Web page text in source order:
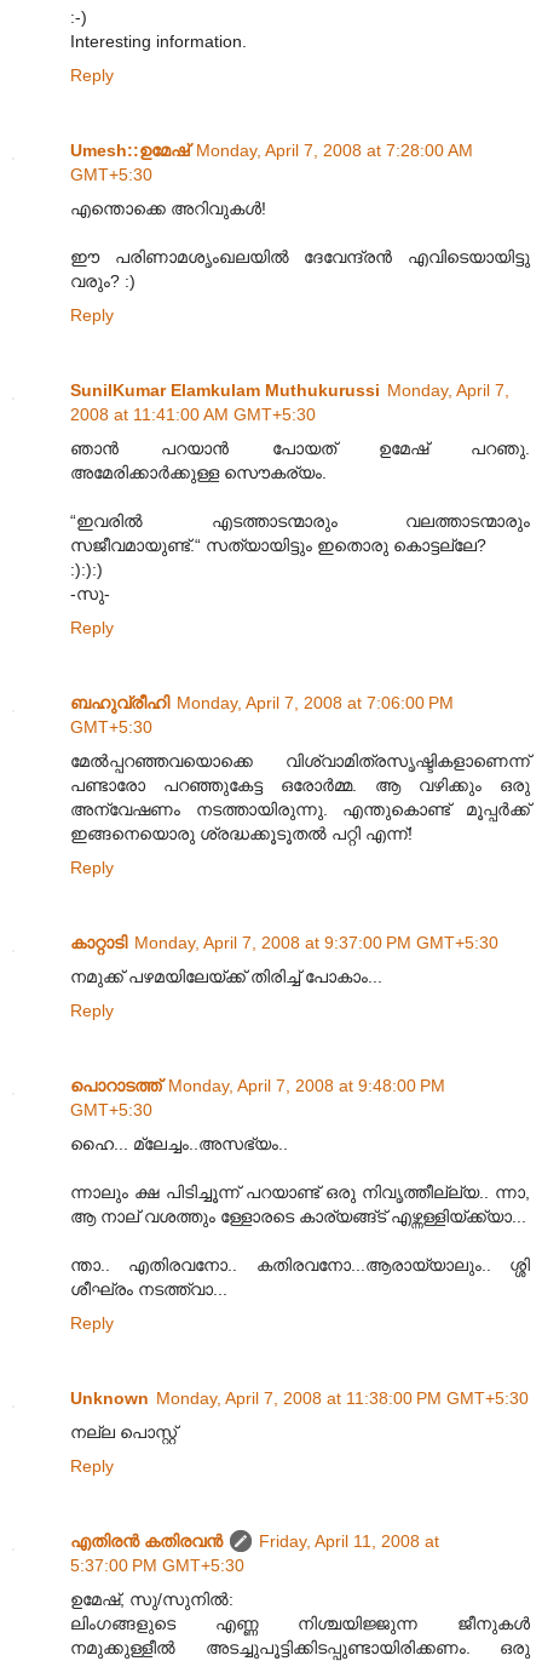
:-)
Interesting information.
Reply
Umesh::ഉമേഷ് Monday, April 7, 2008 at 7:28:00 AM
GMT+5:30
എന്തൊക്കെ അറിവുകള്‍!
ഈ പരിണാമശൃംഖലയില്‍ ദേവേന്ദ്രന്‍ എവിടെയായിട്ടു
വരും? :)
Reply
SunilKumar Elamkulam Muthukurussi Monday, April 7,
2008 at 11:41:00 AM GMT+5:30
ഞാന്‍ പറയാന്‍ പോയത് ഉമേഷ് പറഞു.
അമേരിക്കാര്‍ക്കുള്ള സൌകര്യം.
“ഇവരില്‍‍ എടത്താടന്മാരും വലത്താടന്മാരും
സജീവമായുണ്ട്.“ സത്യായിട്ടും ഇതൊരു കൊട്ടല്ലേ?
:):):)
-സു-
Reply
ബഹുവ്രീഹി Monday, April 7, 2008 at 7:06:00 PM
GMT+5:30
മേല്‍പ്പറഞ്ഞവയൊക്കെ വിശ്വാമിത്രസൃഷ്ടികളാണെന്ന്
പണ്ടാരോ പറഞ്ഞുകേട്ട ഒരോര്‍മ്മ. ആ വഴിക്കും ഒരു
അന്വേഷണം നടത്തായിരുന്നു. എന്തുകൊണ്ട് മൂപ്പര്‍ക്ക്
ഇങ്ങനെയൊരു ശ്രദ്ധക്കൂടൂതല്‍ പറ്റി എന്ന്!
Reply
കാറ്റാടി Monday, April 7, 2008 at 9:37:00 PM GMT+5:30
നമുക്ക് പഴമയിലേയ്ക്ക് തിരിച്ച് പോകാം...
Reply
പൊറാടത്ത് Monday, April 7, 2008 at 9:48:00 PM
GMT+5:30
ഹൈ... മ്ലേച്ചം..അസഭ്യം..
ന്നാലും ക്ഷ പിടിച്ചൂന്ന് പറയാണ്ട് ഒരു നിവൃത്തീല്ല്യ.. ന്നാ,
ആ നാല് വശത്തും ള്ളോരടെ കാര്യങ്ങ്ട് എഴ്ന്നള്ളിയ്ക്ക്യാ...
ന്താ.. എതിരവനോ.. കതിരവനോ...ആരായ്യാലും.. ശ്ശി
ശീഘ്രം നടത്ത്വാ...
Reply
Unknown Monday, April 7, 2008 at 11:38:00 PM GMT+5:30
നല്ല പൊസ്റ്റ്
Reply
എതിരന്‍ കതിരവന്‍
Friday, April 11, 2008 at
5:37:00 PM GMT+5:30
ഉമേഷ്, സു/സുനില്‍:
ലിംഗങ്ങളുടെ എണ്ണ നിശ്ചയിജ്ജുന്ന ജീനുകള്‍
നമുക്കുള്ളീല്‍ അടച്ചുപൂട്ടിക്കിടപ്പുണ്ടായിരിക്കണം. ഒരു